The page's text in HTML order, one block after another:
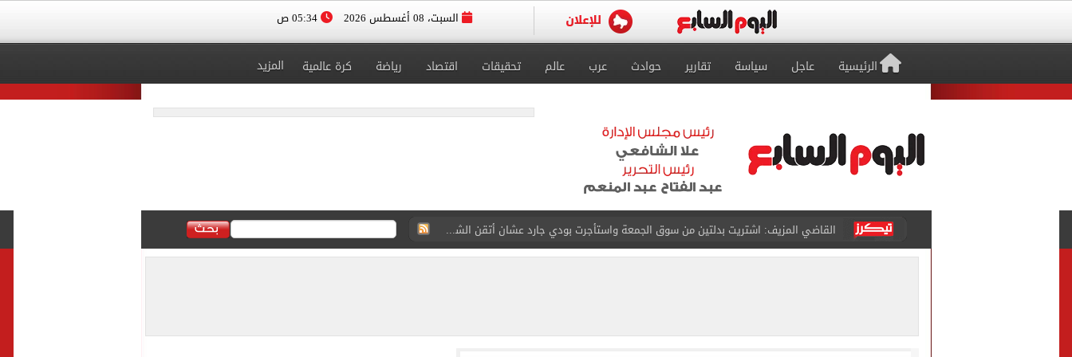
السبت، 08 أغسطس 2026
الرئيسية عاجل سياسة تقارير حوادث عرب عالم تحقيقات اقتصاد رياضة كرة عالمية المزيد
القاضي المزيف: اشتريت بدلتين من سوق الجمعة واستأجرت بودي جارد عشان أتقن الشخصية
برشلونة يطرح تذاكر مواجهة الأهلي على كأس خوان جامبر
طرابزون سبور ينفي الحجز على مستحقات محمد صلاح
الأهلي ينهي مرانه الأول فى معسكر إسبانيا.. جلسة عموتة وفقرة بدنية.. صور